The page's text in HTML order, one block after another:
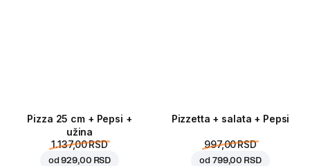
Pizza 25 cm + Pepsi +
užina
1.137,00 RSD
od929,00 RSD
Pizzetta + salata + Pepsi
997,00 RSD
od 799,00 RSD